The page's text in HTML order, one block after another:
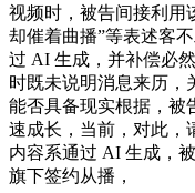
视频时，被告间接利用
却催着曲播”等表述客
过 AI 生成，并补偿必
时既未说明消息来历，
能否具备现实根据，被
速成长，当前，对此，
内容系通过 AI 生成，
旗下签约从播，